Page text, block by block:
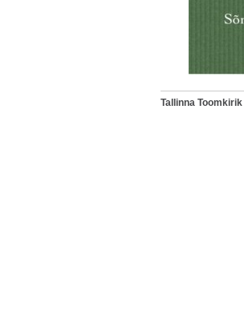
Tallinna Toomkirik